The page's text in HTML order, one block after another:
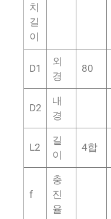
치
길
이
D1
외
경
80
D2
내
경
L2
길
이
4합
f
충
진
율